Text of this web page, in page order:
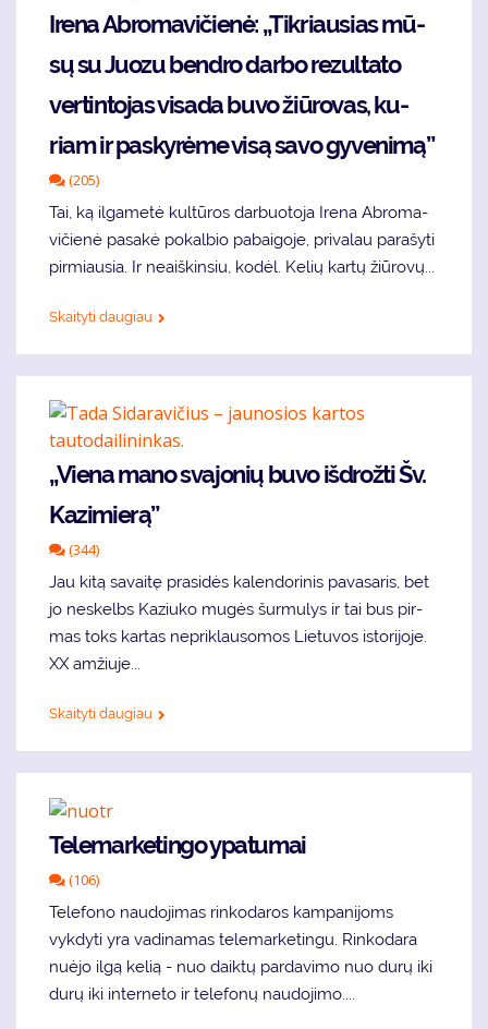
Ire­na Ab­ro­ma­vi­čie­nė: „Tik­riau­sias mū­
sų su Juo­zu ben­dro dar­bo re­zul­ta­to
ver­tin­to­jas vi­sa­da bu­vo žiū­ro­vas, ku­
riam ir pa­sky­rė­me vi­są sa­vo gy­ve­ni­mą”
(205)
Tai, ką il­ga­me­tė kul­tū­ros dar­buo­to­ja Ire­na Ab­ro­ma­
vi­čie­nė pa­sa­kė po­kal­bio pa­bai­go­je, pri­va­lau pa­ra­šy­ti
pir­miau­sia. Ir ne­aiš­kin­siu, ko­dėl. Ke­lių kar­tų žiū­ro­vų...
Skaityti daugiau
„Vie­na ma­no sva­jo­nių bu­vo iš­drož­ti Šv.
Ka­zi­mie­rą”
(344)
Jau ki­tą sa­vai­tę pra­si­dės ka­len­do­ri­nis pa­va­sa­ris, bet
jo ne­skelbs Ka­ziu­ko mu­gės šur­mu­lys ir tai bus pir­
mas toks kar­tas ne­pri­klau­so­mos Lie­tu­vos is­to­ri­jo­je.
XX am­žiu­je...
Skaityti daugiau
Telemarketingo ypatumai
(106)
Telefono naudojimas rinkodaros kampanijoms
vykdyti yra vadinamas telemarketingu. Rinkodara
nuėjo ilgą kelią - nuo daiktų pardavimo nuo durų iki
durų iki interneto ir telefonų naudojimo....